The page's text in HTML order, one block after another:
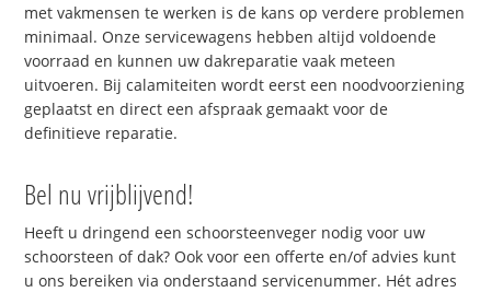
met vakmensen te werken is de kans op verdere problemen
minimaal. Onze servicewagens hebben altijd voldoende
voorraad en kunnen uw dakreparatie vaak meteen
uitvoeren. Bij calamiteiten wordt eerst een noodvoorziening
geplaatst en direct een afspraak gemaakt voor de
definitieve reparatie.
Bel nu vrijblijvend!
Heeft u dringend een schoorsteenveger nodig voor uw
schoorsteen of dak? Ook voor een offerte en/of advies kunt
u ons bereiken via onderstaand servicenummer. Hét adres